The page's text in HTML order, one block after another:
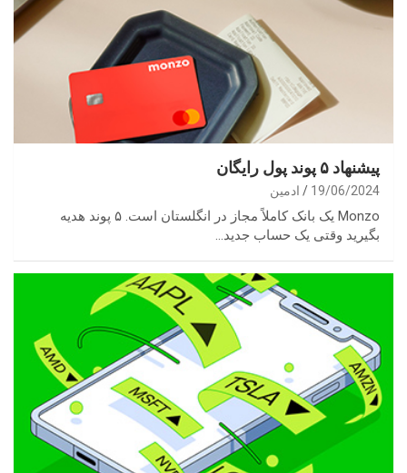
پیشنهاد ۵ پوند پول رایگان
19/06/2024 ادمین
Monzo یک بانک کاملاً مجاز در انگلستان است. ۵ پوند هدیه
بگیرید وقتی یک حساب جدید…